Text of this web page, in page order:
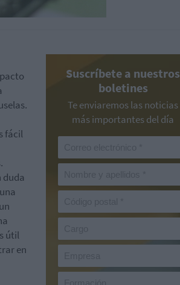
fácil
duda
útil
en
Suscríbete a nuestros
boletines
Te enviaremos las noticias
más importantes del día